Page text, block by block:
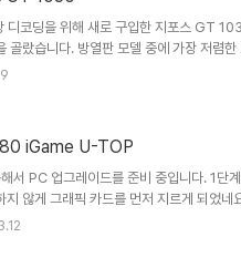
디코딩을 위해 새로 구입한 지포스 GT
골랐습니다. 방열판 모델 중에 가장 저렴
위해서는 아까운 비디오 카드이긴 합니다
다. ^^iGame U-TOP
서 PC 업그레이드를 준비 중입니다. 1단
지 않게 그래픽 카드를 먼저 지르게 되었네
니다. ^^ 뭔 내용을 기대하고 이 글을 읽게